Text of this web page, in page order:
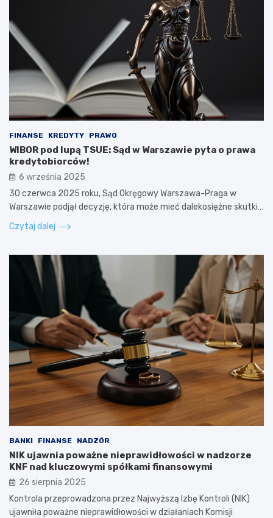
FINANSE KREDYTY PRAWO
WIBOR pod lupą TSUE: Sąd w Warszawie pyta o prawa
kredytobiorców!
6 września 2025
30 czerwca 2025 roku, Sąd Okręgowy Warszawa-Praga w
Warszawie podjął decyzję, która może mieć dalekosiężne skutki…
Czytaj dalej
BANKI FINANSE NADZÓR
NIK ujawnia poważne nieprawidłowości w nadzorze
KNF nad kluczowymi spółkami finansowymi
26 sierpnia 2025
Kontrola przeprowadzona przez Najwyższą Izbę Kontroli (NIK)
ujawniła poważne nieprawidłowości w działaniach Komisji